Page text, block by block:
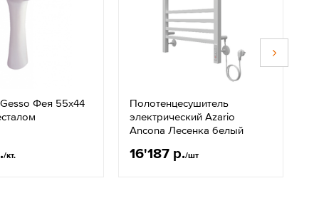
Фея 55х44
/кт.
Полотенцесушитель
электрический Azario
Ancona Лесенка белый
16'187 р./шт